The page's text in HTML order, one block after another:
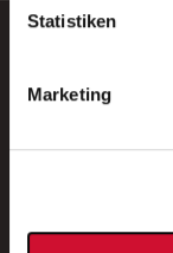
unserer
Statistiken
Marketing